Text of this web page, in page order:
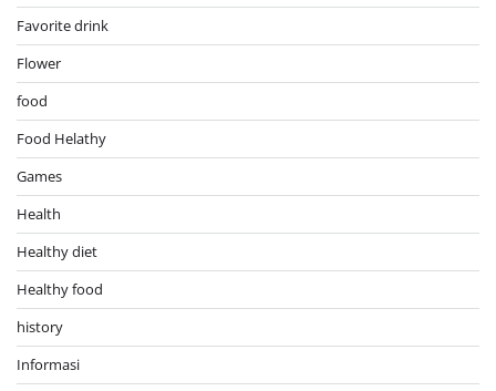
Favorite drink
Flower
food
Food Helathy
Games
Health
Healthy diet
Healthy food
history
Informasi